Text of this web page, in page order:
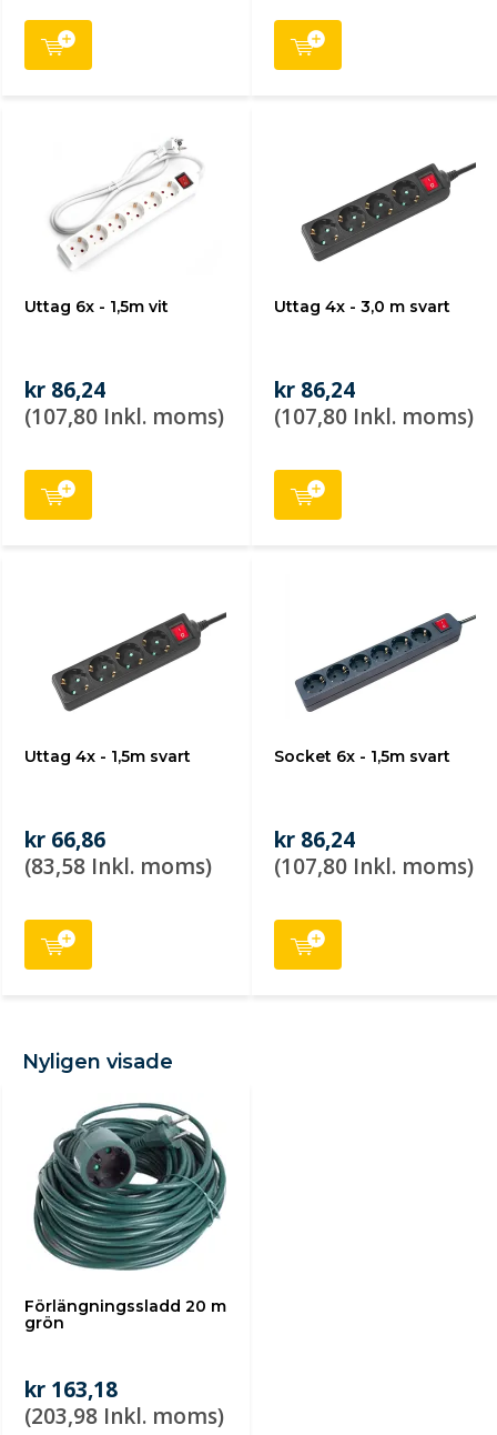
Uttag 6x - 1,5m vit
kr 86,24
(107,80 Inkl. moms)
Uttag 4x - 3,0 m svart
kr 86,24
(107,80 Inkl. moms)
Uttag 4x - 1,5m svart
kr 66,86
(83,58 Inkl. moms)
Socket 6x - 1,5m svart
kr 86,24
(107,80 Inkl. moms)
Nyligen visade
Förlängningssladd 20 m
grön
kr 163,18
(203,98 Inkl. moms)